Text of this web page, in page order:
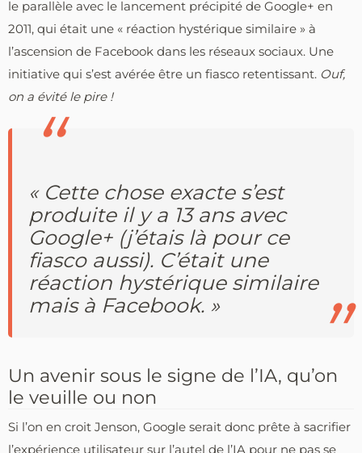
le parallèle avec le lancement précipité de Google+ en
2011, qui était une « réaction hystérique similaire » à
l’ascension de Facebook dans les réseaux sociaux. Une
initiative qui s’est avérée être un fiasco retentissant. Ouf,
on a évité le pire !
« Cette chose exacte s’est
produite il y a 13 ans avec
Google+ (j’étais là pour ce
fiasco aussi). C’était une
réaction hystérique similaire
mais à Facebook. »
Un avenir sous le signe de l’IA, qu’on
le veuille ou non
Si l’on en croit Jenson, Google serait donc prête à sacrifier
l’expérience utilisateur sur l’autel de l’IA pour ne pas se